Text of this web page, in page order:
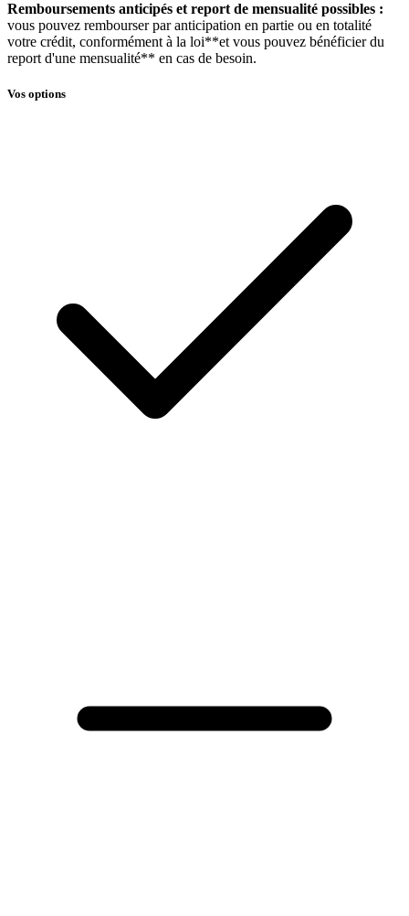
Remboursements anticipés et report de mensualité possibles :
vous pouvez rembourser par anticipation en partie ou en totalité
votre crédit, conformément à la loi**et vous pouvez bénéficier du
report d'une mensualité** en cas de besoin.
Vos options